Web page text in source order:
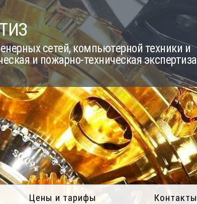
сетей, компьютерной техники и
и пожарно-техническая экспертиза
Цены и тарифы Контакты